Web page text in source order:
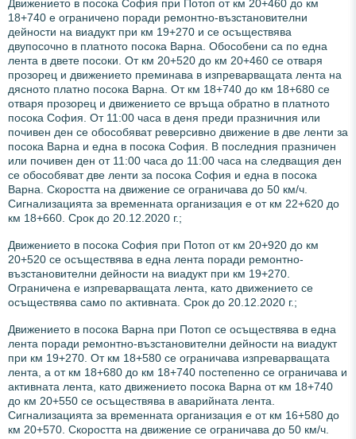
Движението в посока София при Потоп от км 20+460 до км
18+740 е ограничено поради ремонтно-възстановителни
дейности на виадукт при км 19+270 и се осъществява
двупосочно в платното посока Варна. Обособени са по една
лента в двете посоки. От км 20+520 до км 20+460 се отваря
прозорец и движението преминава в изпреварващата лента на
дясното платно посока Варна. От км 18+740 до км 18+680 се
отваря прозорец и движението се връща обратно в платното
посока София. От 11:00 часа в деня преди празничния или
почивен ден се обособяват реверсивно движение в две ленти за
посока Варна и една в посока София. В последния празничен
или почивен ден от 11:00 часа до 11:00 часа на следващия ден
се обособяват две ленти за посока София и една в посока
Варна. Скоростта на движение се ограничава до 50 км/ч.
Сигнализацията за временната организация е от км 22+620 до
км 18+660. Срок до 20.12.2020 г.;
Движението в посока София при Потоп от км 20+920 до км
20+520 се осъществява в една лента поради ремонтно-
възстановителни дейности на виадукт при км 19+270.
Ограничена е изпреварващата лента, като движението се
осъществява само по активната. Срок до 20.12.2020 г.;
Движението в посока Варна при Потоп се осъществява в една
лента поради ремонтно-възстановителни дейности на виадукт
при км 19+270. От км 18+580 се ограничава изпреварващата
лента, а от км 18+680 до км 18+740 постепенно се ограничава и
активната лента, като движението посока Варна от км 18+740
до км 20+550 се осъществява в аварийната лента.
Сигнализацията за временната организация е от км 16+580 до
км 20+570. Скоростта на движение се ограничава до 50 км/ч.